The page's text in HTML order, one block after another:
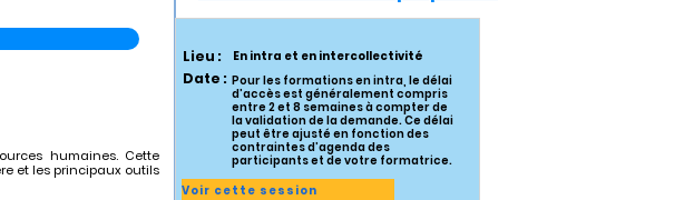
humaines. Cette
et les principaux outils
En intra et en intercollectivité
Pour les formations en intra, le délai
d’accès est généralement compris
entre 2 et 8 semaines à compter de
la validation de la demande. Ce délai
peut être ajusté en fonction des
contraintes d’agenda des
participants et de votre formatrice.
Lieu :
Date :
Voir cette session